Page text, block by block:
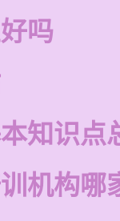
吗
知识点
机构哪